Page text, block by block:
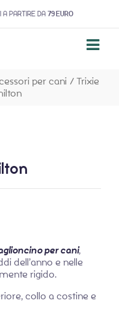
A PARTIRE DA 79 EURO
per cani / Trixie
per cani,
dell’anno e nelle
rigido.
collo a costine e